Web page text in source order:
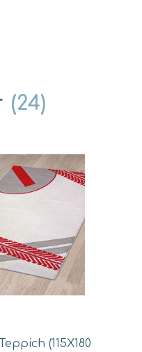
(24)
(115X180